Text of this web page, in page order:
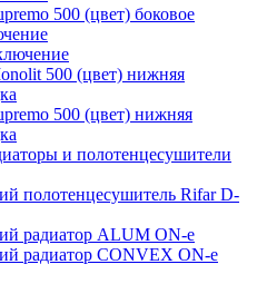
500 (цвет) боковое
500 (цвет) нижняя
500 (цвет) нижняя
и полотенцесушители
полотенцесушитель Rifar D-
радиатор ALUM ON-e
радиатор CONVEX ON-e